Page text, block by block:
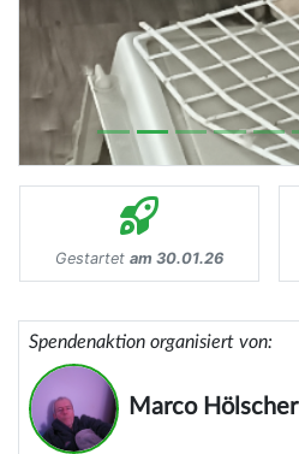
Gestartet am 30.01.26
Spendenaktion organisiert von:
Marco Hölscher